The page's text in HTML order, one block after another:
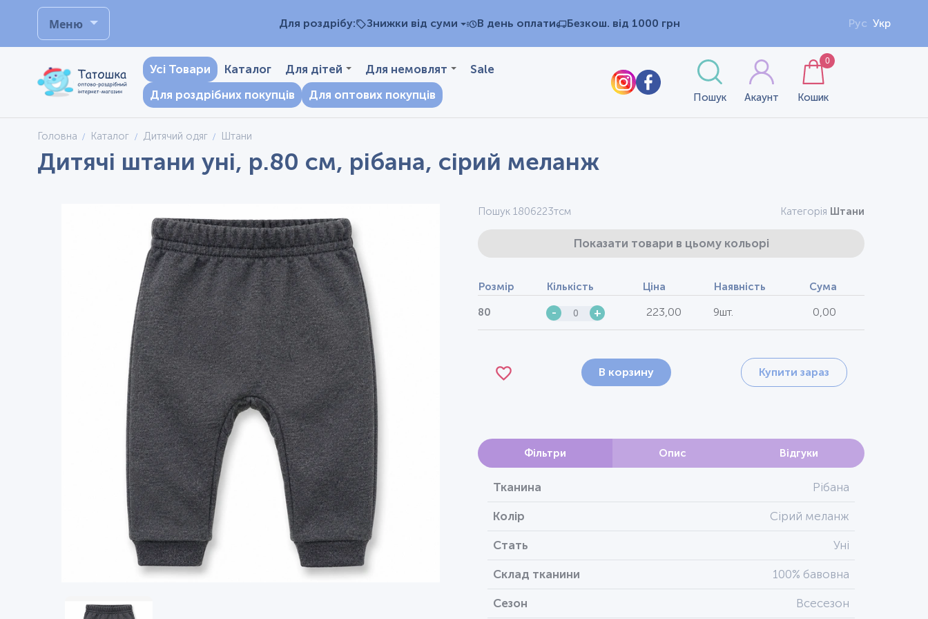
Меню Для роздрібу: Знижки від суми В день оплати Безкош. від 1000 грн Рус Укр
Усі Товари Каталог Для дітей Для немовлят
Sale
Для роздрібних покупців
Для оптових покупців Пошук Акаунт Кошик
0
Головна Каталог Дитячий одяг Штани
Дитячі штани уні, р.80 см, рібана, сірий меланж
Пошук 1806223тсм Категорія Штани
Показати товари в цьому кольорі
Розмір Кількість Ціна Наявність Сума
80 - + 223,00 9шт. 0,00
В корзину Купити зараз
Фільтри Опис Відгуки
Тканина Рібана
Колір Сірий меланж
Стать Уні
Склад тканини 100% бавовна
Сезон Всесезон